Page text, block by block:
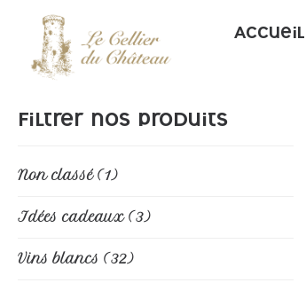
Accueil
Filtrer nos produits
Non classé (1)
Idées cadeaux (3)
Vins blancs (32)